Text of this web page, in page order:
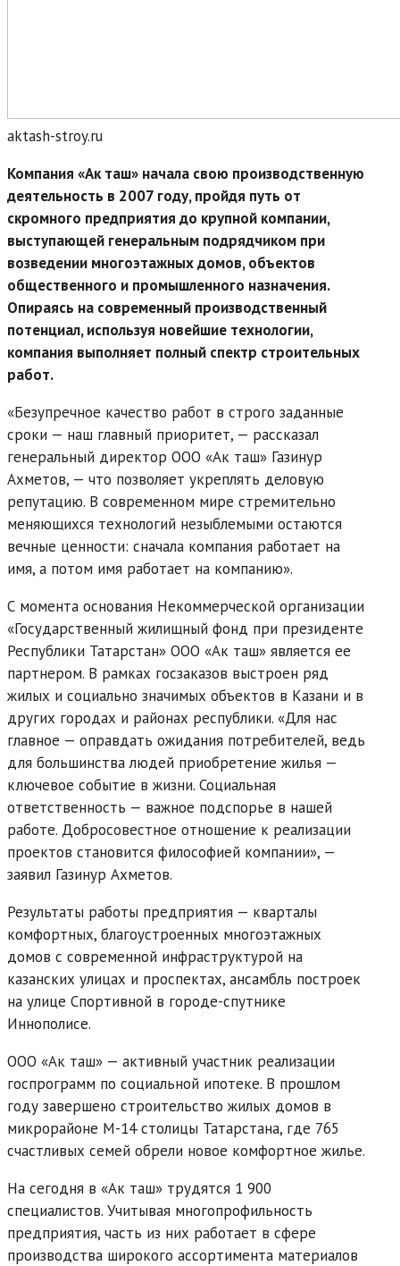
aktash-stroy.ru
Компания «Ак таш» начала свою производственную
деятельность в 2007 году, пройдя путь от
скромного предприятия до крупной компании,
выступающей генеральным подрядчиком при
возведении многоэтажных домов, объектов
общественного и промышленного назначения.
Опираясь на современный производственный
потенциал, используя новейшие технологии,
компания выполняет полный спектр строительных
работ.
«Безупречное качество работ в строго заданные
сроки — наш главный приоритет, — рассказал
генеральный директор ООО «Ак таш» Газинур
Ахметов, — что позволяет укреплять деловую
репутацию. В современном мире стремительно
меняющихся технологий незыблемыми остаются
вечные ценности: сначала компания работает на
имя, а потом имя работает на компанию».
С момента основания Некоммерческой организации
«Государственный жилищный фонд при президенте
Республики Татарстан» ООО «Ак таш» является ее
партнером. В рамках госзаказов выстроен ряд
жилых и социально значимых объектов в Казани и в
других городах и районах республики. «Для нас
главное — оправдать ожидания потребителей, ведь
для большинства людей приобретение жилья —
ключевое событие в жизни. Социальная
ответственность — важное подспорье в нашей
работе. Добросовестное отношение к реализации
проектов становится философией компании», —
заявил Газинур Ахметов.
Результаты работы предприятия — кварталы
комфортных, благоустроенных многоэтажных
домов с современной инфраструктурой на
казанских улицах и проспектах, ансамбль построек
на улице Спортивной в городе-спутнике
Иннополисе.
ООО «Ак таш» — активный участник реализации
госпрограмм по социальной ипотеке. В прошлом
году завершено строительство жилых домов в
микрорайоне М-14 столицы Татарстана, где 765
счастливых семей обрели новое комфортное жилье.
На сегодня в «Ак таш» трудятся 1 900
специалистов. Учитывая многопрофильность
предприятия, часть из них работает в сфере
производства широкого ассортимента материалов